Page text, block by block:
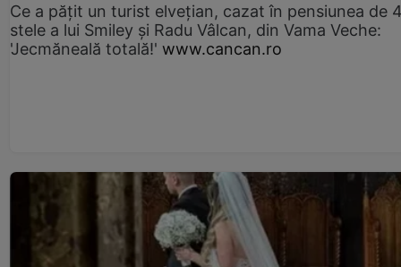
Ce a pățit un turist elvețian, cazat în pensiunea de
stele a lui Smiley și Radu Vâlcan, din Vama Veche:
'Jecmăneală totală!' www.cancan.ro